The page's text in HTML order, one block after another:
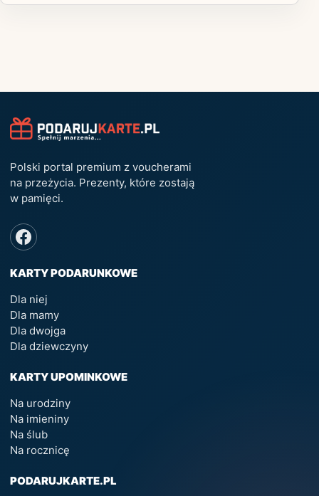
Polski portal premium z voucherami
na przeżycia. Prezenty, które zostają
w pamięci.
KARTY PODARUNKOWE
Dla niej
Dla mamy
Dla dwojga
Dla dziewczyny
KARTY UPOMINKOWE
Na urodziny
Na imieniny
Na ślub
Na rocznicę
PODARUJKARTE.PL